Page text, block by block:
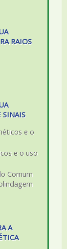
RAIOS
SINAIS
e o
e o uso
Comum
A